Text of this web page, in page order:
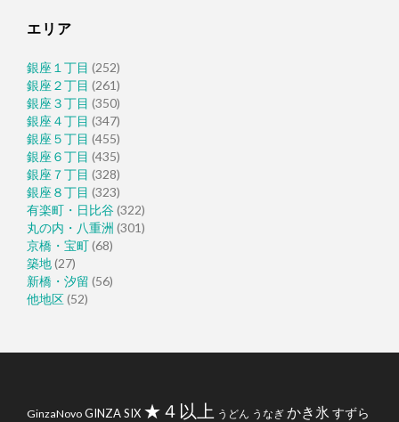
エリア
銀座１丁目 (252)
銀座２丁目 (261)
銀座３丁目 (350)
銀座４丁目 (347)
銀座５丁目 (455)
銀座６丁目 (435)
銀座７丁目 (328)
銀座８丁目 (323)
有楽町・日比谷(322)
丸の内・八重洲 (301)
京橋・宝町(68)
築地(27)
新橋・汐留 (56)
他地区(52)
GinzaNovo GINZA SIX ★４以上 うどん うなぎ かき氷 すずら